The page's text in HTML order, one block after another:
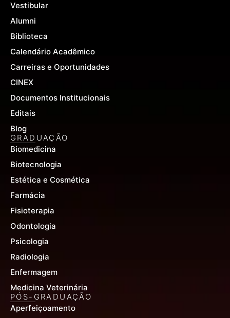
f
Vestibular
Alumni
Biblioteca
Calendário Acadêmico
Carreiras e Oportunidades
CINEX
Documentos Institucionais
Editais
Blog
GRADUAÇÃO
Biomedicina
Biotecnologia
Estética e Cosmética
Farmácia
Fisioterapia
Odontologia
Psicologia
Radiologia
Enfermagem
Medicina Veterinária
PÓS-GRADUAÇÃO
Aperfeiçoamento